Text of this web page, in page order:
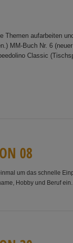
aufarbeiten
MM-Buch Nr. 6
Classic
ON 08
um das schnelle
Hobby und Beruf